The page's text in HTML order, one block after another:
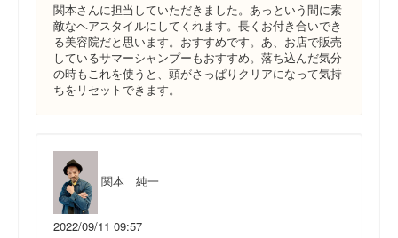
関本さんに担当していただきました。あっという間に素
敵なヘアスタイルにしてくれます。長くお付き合いでき
る美容院だと思います。おすすめです。あ、お店で販売
しているサマーシャンプーもおすすめ。落ち込んだ気分
の時もこれを使うと、頭がさっぱりクリアになって気持
ちをリセットできます。
関本 純一
2022/09/11 09:57